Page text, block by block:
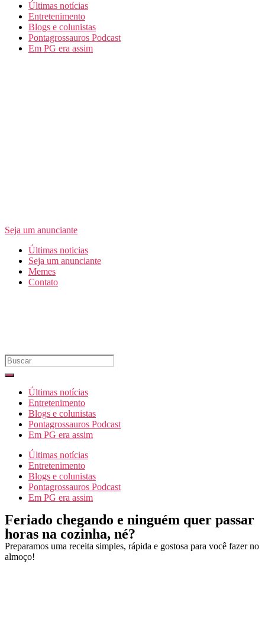
Últimas notícias
Entretenimento
Blogs e colunistas
Pontagrossauros Podcast
Em PG era assim
Seja um anunciante
Últimas noticias
Seja um anunciante
Memes
Contato
Últimas notícias
Entretenimento
Blogs e colunistas
Pontagrossauros Podcast
Em PG era assim
Últimas notícias
Entretenimento
Blogs e colunistas
Pontagrossauros Podcast
Em PG era assim
Feriado chegando e ninguém quer passar
horas na cozinha, né?
Preparamos uma receita simples, rápida e gostosa para você fazer no
almoço!